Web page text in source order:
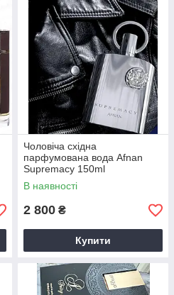
Чоловіча східна
парфумована вода Afnan
Supremacy 150ml
В наявності
2 800 ₴
Купити